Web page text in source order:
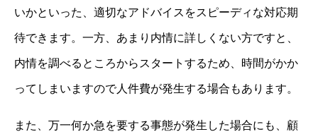
いかといった、適切なアドバイスをスピーディな対応期
待できます。一方、あまり内情に詳しくない方ですと、
内情を調べるところからスタートするため、時間がかか
ってしまいますので人件費が発生する場合もあります。
また、万一何か急を要する事態が発生した場合にも、顧